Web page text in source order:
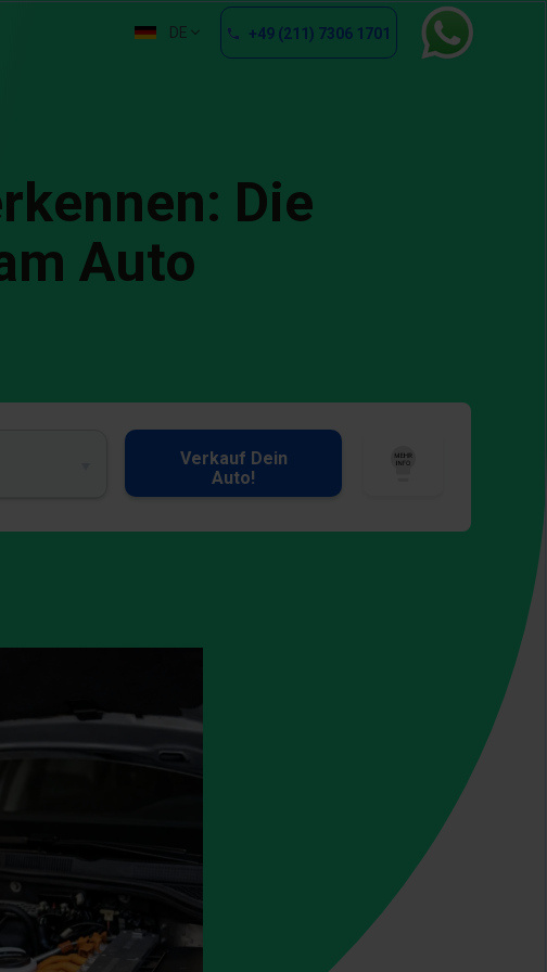
DE +49 (211) 7306 1701
Die
Auto
Verkauf Dein
Auto!